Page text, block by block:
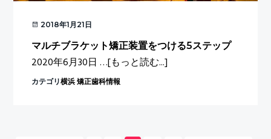
2018年1月21日
マルチブラケット矯正装置をつける5ステップ
2020年6月30日 …[もっと読む...]
カテゴリ横浜 矯正歯科情報